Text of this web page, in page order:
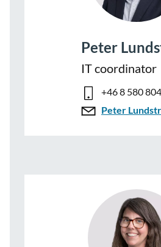
Peter
IT coordinator
+46 8 580
Peter